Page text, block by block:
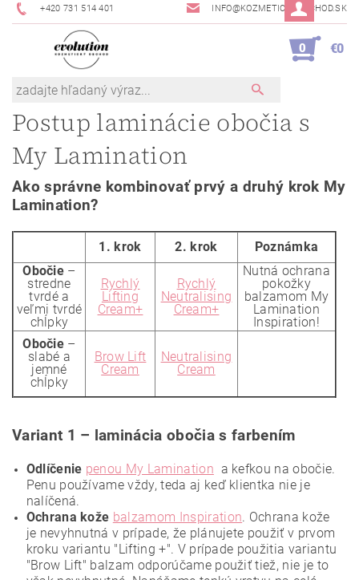
+420 731 514 401 INFO@KOZMETICKYOBCHOD.SK
0 €0
Postup laminácie obočia s
My Lamination
Ako správne kombinovať prvý a druhý krok My
Lamination?
1. krok 2. krok
Poznámka
Obočie –
stredne
tvrdé a
veľmi tvrdé
chĺpky
Rychlý
Lifting
Cream+
Rychlý
Neutralising
Cream+
Nutná ochrana
pokožky
balzamom My
Lamination
Inspiration!
Obočie –
slabé a
jemné
chĺpky
Brow Lift
Cream
Neutralising
Cream
Variant 1 – laminácia obočia s farbením
Odlíčenie penou My Lamination a kefkou na obočie.
Penu používame vždy, teda aj keď klientka nie je
nalíčená.
Ochrana kože balzamom Inspiration. Ochrana kože
je nevyhnutná v prípade, že plánujete použiť v prvom
kroku variantu "Lifting +". V prípade použitia variantu
"Brow Lift" balzam odporúčame použiť tiež, nie je to